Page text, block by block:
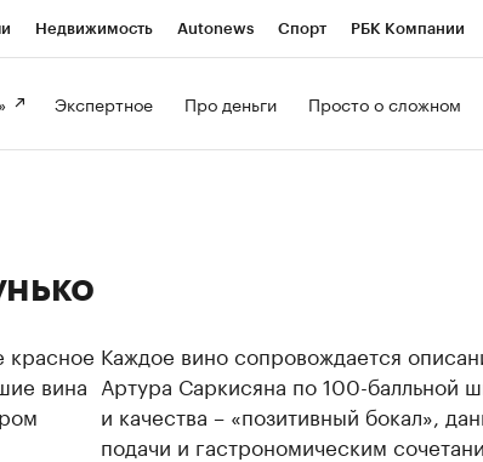
Недвижимость Autonews Спорт РБК Компании
Экспертное Про деньги Просто о сложном
красное
вина
Каждое вино сопровождается
Артура Саркисяна по 100-балльной
и качества – «позитивный бокал»,
подачи и гастрономическим